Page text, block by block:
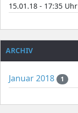
15.01.18 - 17:35 Uhr
ARCHIV
Januar 2018 1